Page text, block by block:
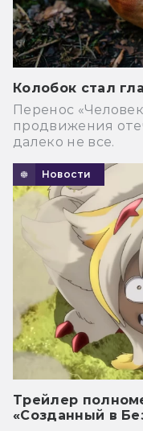
Колобок стал
Перенос
продвижения
далеко не все.
Новости
Трейлер
«Созданный в